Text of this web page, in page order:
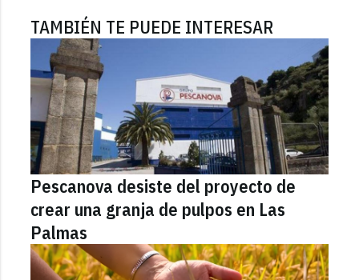
TAMBIÉN TE PUEDE INTERESAR
Pescanova desiste del proyecto de
crear una granja de pulpos en Las
Palmas